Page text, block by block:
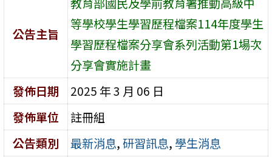
公告主旨
等學校學生學習歷程檔案114年度學生
學習歷程檔案分享會系列活動第1場次
分享會實施計畫
發佈日期
2025 年 3 月 06 日
發佈單位
註冊組
公告類別
最新消息,研習訊息, 學生消息